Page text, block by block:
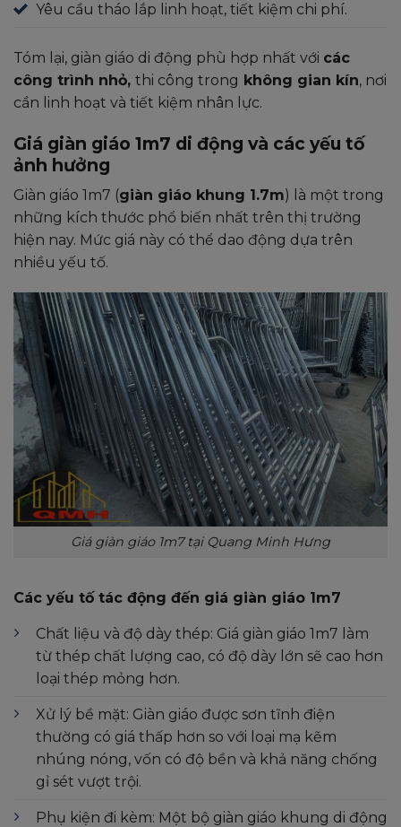
Yêu cầu tháo lắp linh hoạt, tiết kiệm chi phí.
Tóm lại, giàn giáo di động phù hợp nhất với các
công trình nhỏ, thi công trong không gian kín, nơi
cần linh hoạt và tiết kiệm nhân lực.
Giá giàn giáo 1m7 di động và các yếu tố
ảnh hưởng
Giàn giáo 1m7 (giàn giáo khung 1.7m) là một trong
những kích thước phổ biến nhất trên thị trường
hiện nay. Mức giá này có thể dao động dựa trên
nhiều yếu tố.
Giá giàn giáo 1m7 tại Quang Minh Hưng
Các yếu tố tác động đến giá giàn giáo 1m7
Chất liệu và độ dày thép: Giá giàn giáo 1m7 làm
từ thép chất lượng cao, có độ dày lớn sẽ cao hơn
loại thép mỏng hơn.
Xử lý bề mặt: Giàn giáo được sơn tĩnh điện
thường có giá thấp hơn so với loại mạ kẽm
nhúng nóng, vốn có độ bền và khả năng chống
gỉ sét vượt trội.
Phụ kiện đi kèm: Một bộ giàn giáo khung di động